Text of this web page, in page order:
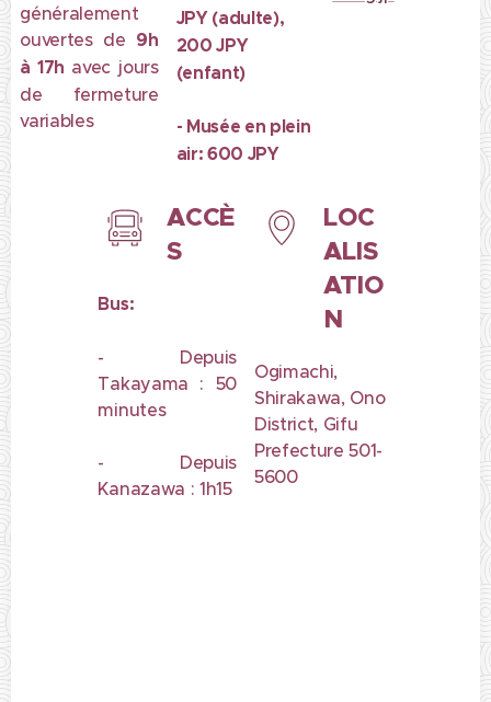
généralement
ouvertes de 9h
à 17h avec jours
de fermeture
variables
JPY (adulte),
200 JPY
(enfant)
- Musée en plein
air: 600 JPY
ACCÈ
S
Bus:
- Depuis
Takayama : 50
minutes
- Depuis
Kanazawa : 1h15
LOC
ALIS
ATIO
N
Ogimachi,
Shirakawa, Ono
District, Gifu
Prefecture 501-
5600